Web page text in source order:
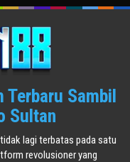
Terbaru Sambil
Sultan
tidak lagi terbatas pada satu
revolusioner yang